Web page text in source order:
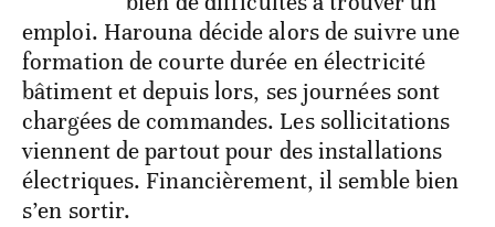
emploi. Harouna décide alors de suivre une
formation de courte durée en électricité
bâtiment et depuis lors, ses journées sont
chargées de commandes. Les sollicitations
viennent de partout pour des installations
électriques. Financièrement, il semble bien
s’en sortir.